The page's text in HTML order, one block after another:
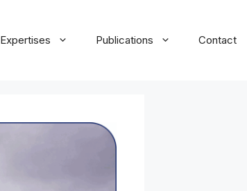
Expertises Publications Contact